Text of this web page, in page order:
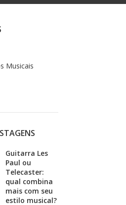
Musicais
Guitarra Les
Paul ou
Telecaster:
qual combina
mais com seu
estilo musical?